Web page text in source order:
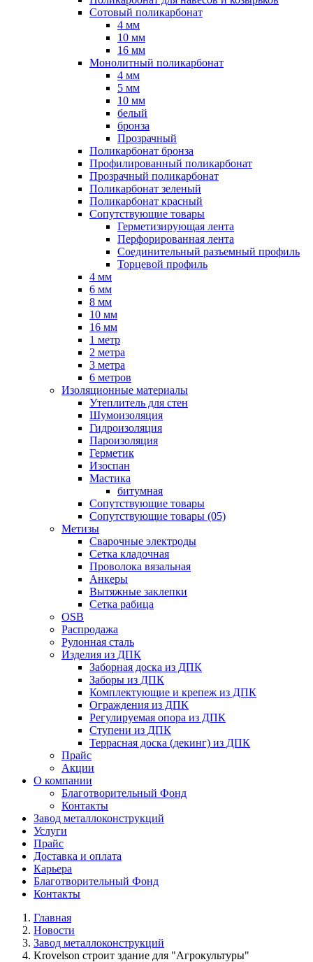
Сотовый поликарбонат
4 мм
10 мм
16 мм
Монолитный поликарбонат
4 мм
5 мм
10 мм
белый
бронза
Прозрачный
Поликарбонат бронза
Профилированный поликарбонат
Прозрачный поликарбонат
Поликарбонат зеленый
Поликарбонат красный
Сопутствующие товары
Герметизирующая лента
Перфорированная лента
Соединительный разъемный профиль
Торцевой профиль
4 мм
6 мм
8 мм
10 мм
16 мм
1 метр
2 метра
3 метра
6 метров
Изоляционные материалы
Утеплитель для стен
Шумоизоляция
Гидроизоляция
Пароизоляция
Герметик
Изоспан
Мастика
битумная
Сопутствующие товары
Сопутствующие товары (05)
Метизы
Сварочные электроды
Сетка кладочная
Проволока вязальная
Анкеры
Вытяжные заклепки
Сетка рабица
OSB
Распродажа
Рулонная сталь
Изделия из ДПК
Заборная доска из ДПК
Заборы из ДПК
Комплектующие и крепеж из ДПК
Ограждения из ДПК
Регулируемая опора из ДПК
Ступени из ДПК
Террасная доска (декинг) из ДПК
Прайс
Акции
О компании
Благотворительный Фонд
Контакты
Завод металлоконструкций
Услуги
Прайс
Доставка и оплата
Карьера
Благотворительный Фонд
Контакты
Главная
Новости
Завод металлоконструкций
Krovelson строит здание для "Агрокультуры"